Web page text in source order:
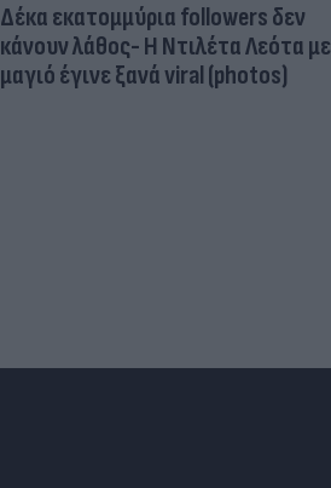
Δέκα εκατομμύρια followers δεν
κάνουν λάθος- Η Ντιλέτα Λεότα με
μαγιό έγινε ξανά viral (photos)